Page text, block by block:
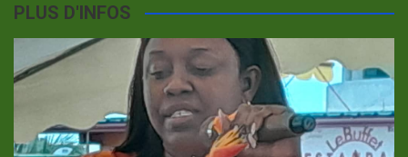
PLUS D'INFOS